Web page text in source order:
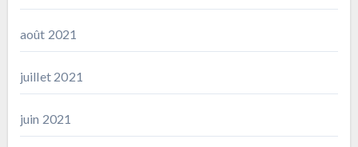
août 2021
juillet 2021
juin 2021